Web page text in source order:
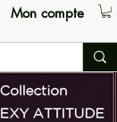
Mon compte